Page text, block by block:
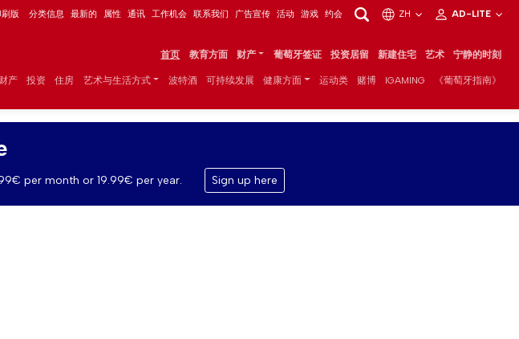
版 分类信息 最新的 属性 通讯 工作机会 联系我们 广告宣传 活动 游戏 约会 ZH AD-LITE
首页 教育方面 财产 葡萄牙签证 投资居留 新建住宅 艺术 宁静的时刻
财产 投资 住房 艺术与生活方式 波特酒 可持续发展 健康方面 运动类 赌博 IGAMING 《葡萄牙指南》
per month or 19.99€ per year. Sign up here